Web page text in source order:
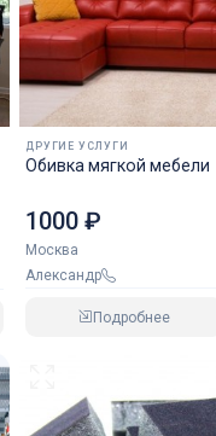
ДРУГИЕ УСЛУГИ
Обивка мягкой мебели
1000 ₽
Москва
Александр
Подробнее